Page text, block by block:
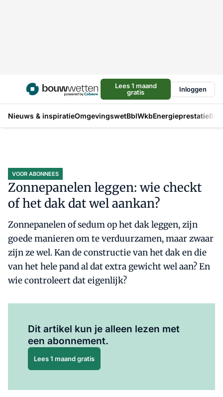
Lees 1 maand
gratis
Inloggen
Nieuws & inspiratieOmgevingswetBblWkbEnergieprestatie
VOOR ABONNEES
Zonnepanelen leggen: wie checkt
of het dak dat wel aankan?
Zonnepanelen of sedum op het dak leggen, zijn
goede manieren om te verduurzamen, maar zwaar
zijn ze wel. Kan de constructie van het dak en die
van het hele pand al dat extra gewicht wel aan? En
wie controleert dat eigenlijk?
Dit artikel kun je alleen lezen met
een abonnement.
Lees 1 maand gratis